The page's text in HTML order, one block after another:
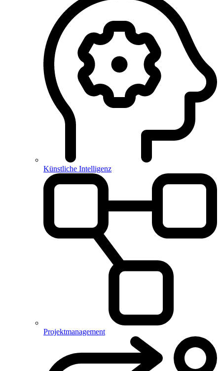
Künstliche Intelligenz
Projektmanagement